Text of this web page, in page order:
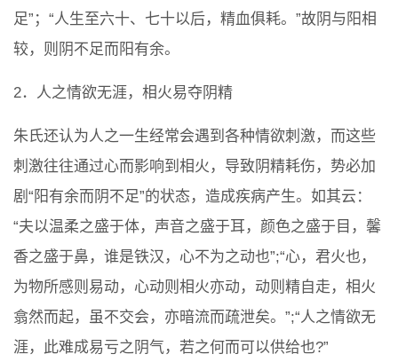
足”；“人生至六十、七十以后，精血俱耗。”故阴与阳相
较，则阴不足而阳有余。
2．人之情欲无涯，相火易夺阴精
朱氏还认为人之一生经常会遇到各种情欲刺激，而这些
刺激往往通过心而影响到相火，导致阴精耗伤，势必加
剧“阳有余而阴不足”的状态，造成疾病产生。如其云：
“夫以温柔之盛于体，声音之盛于耳，颜色之盛于目，馨
香之盛于鼻，谁是铁汉，心不为之动也”;“心，君火也，
为物所感则易动，心动则相火亦动，动则精自走，相火
翕然而起，虽不交会，亦暗流而疏泄矣。”;“人之情欲无
涯，此难成易亏之阴气，若之何而可以供给也?”